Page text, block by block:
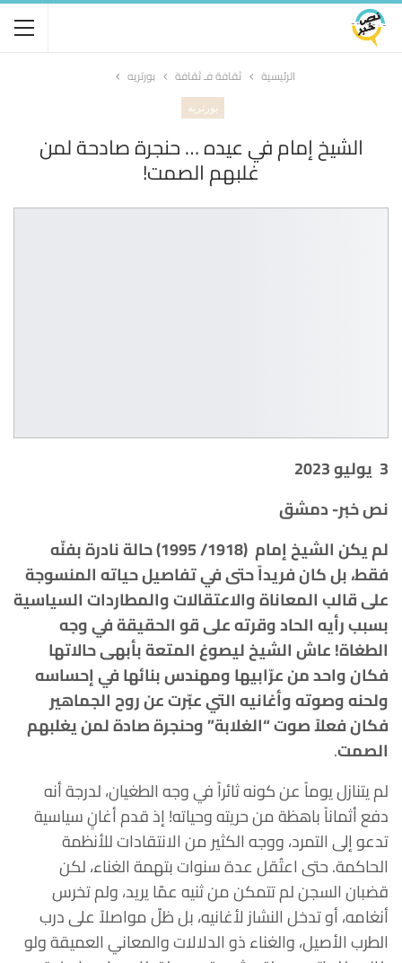
الرئيسية ثقافة فـ ثقافة بورتريه
بورتريه
الشيخ إمام في عيده … حنجرة صادحة لمن
غلبهم الصمت!
3 يوليو 2023
نص خبر- دمشق
لم يكن الشيخ إمام (1918/ 1995) حالة نادرة بفنّه
فقط، بل كان فريداً حتى في تفاصيل حياته المنسوجة
على قالب المعاناة والاعتقالات والمطاردات السياسية
بسبب رأيه الحاد وقرته على قو الحقيقة في وجه
الطغاة! عاش الشيخ ليصوغ المتعة بأبهى حالاتها
فكان واحد من عرّابيها ومهندس بنائها في إحساسه
ولحنه وصوته وأغانيه التي عبّرت عن روح الجماهير
فكان فعلاً صوت “الغلابة” وحنجرة صادة لمن يغلبهم
الصمت.
لم يتنازل يوماً عن كونه ثائراً في وجه الطغيان، لدرجة أنه
دفع أثماناً باهظة من حريته وحياته! إذ قدم أغانٍ سياسية
تدعو إلى التمرد، ووجه الكثير من الانتقادات للأنظمة
الحاكمة. حتى اعتُقل عدة سنوات بتهمة الغناء، لكن
قضبان السجن لم تتمكن من ثنيه عمّا يريد، ولم تخرس
أنغامه، أو تدخل النشاز لأغانيه، بل ظلّ مواصلاً على درب
الطرب الأصيل، والغناء ذو الدلالات والمعاني العميقة ولو